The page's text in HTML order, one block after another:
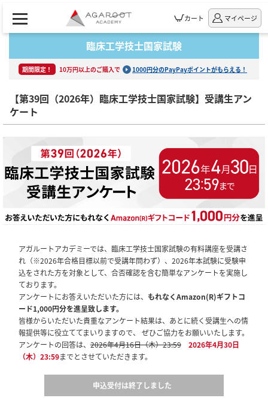
カート マイページ
臨床工学技士国家試験
期間限定！ 10万円以上のご購入で 1000円分のPayPayポイントがもらえる！
【第39回（2026年）臨床工学技士国家試験】受講生アン
ケート
アガルートアカデミーでは、臨床工学技士国家試験の有料講座を受講さ
れ（※2026年合格目標以前で受講年問わず）、2026年本試験に受験申
込をされた方を対象として、合否確認を含む簡単なアンケートを実施し
ております。
アンケートにお答えいただいた方には、 もれなくAmazon(R)ギフトコ
ード1,000円分を進呈致します。
皆様からいただいた貴重なアンケート結果は、あとに続く受講生への情
報提供等に役立ててまいりますので、 ぜひご協力をお願いいたします。
アンケートの回答は、 2026年4月16日（木）23:59
2026年4月30日
（木）23:59までとさせていただきます。
申込受付は終了しました